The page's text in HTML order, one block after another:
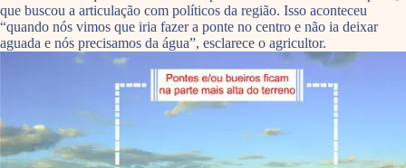
que buscou a articulação com políticos da região. Isso aconteceu
“quando nós vimos que iria fazer a ponte no centro e não ia deixar
aguada e nós precisamos da água”, esclarece o agricultor.